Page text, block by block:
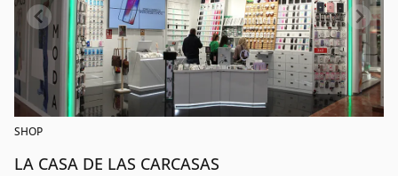
SHOP
LA CASA DE LAS CARCASAS